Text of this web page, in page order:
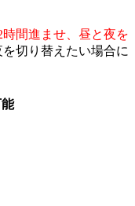
間進ませ、昼と夜を
切り替えたい場合に